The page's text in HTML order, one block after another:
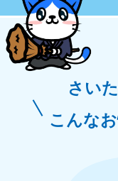
さい
こんな